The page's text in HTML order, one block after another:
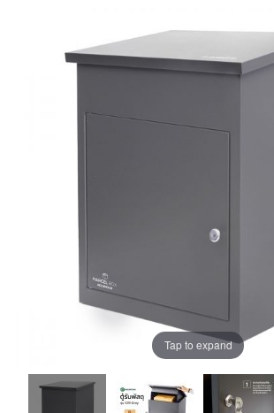
Tap to expand